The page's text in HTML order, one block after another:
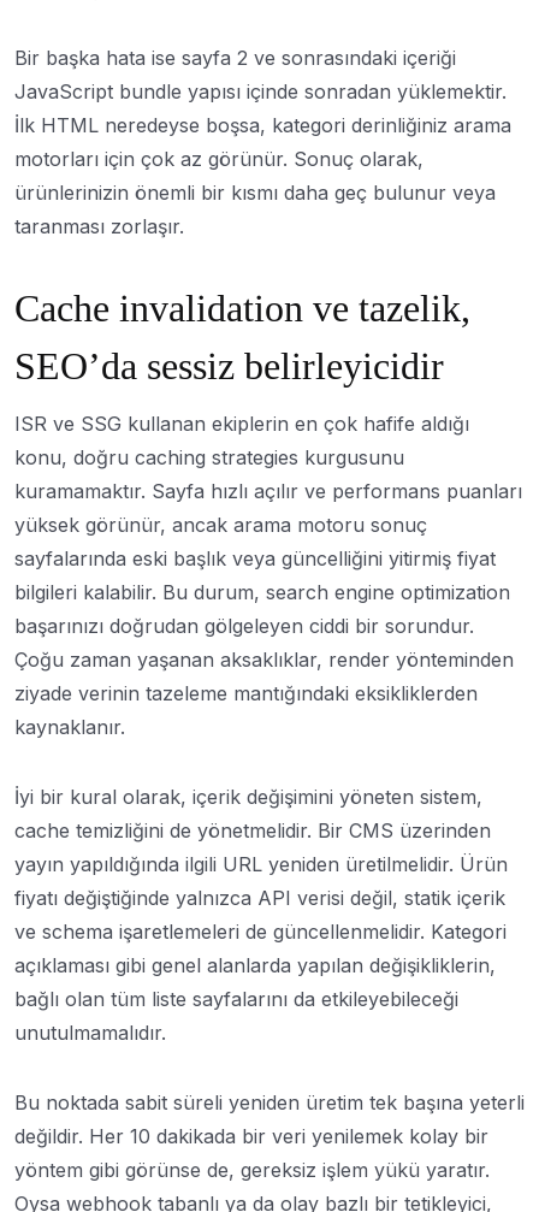
Bir başka hata ise sayfa 2 ve sonrasındaki içeriği
JavaScript bundle yapısı içinde sonradan yüklemektir.
İlk HTML neredeyse boşsa, kategori derinliğiniz arama
motorları için çok az görünür. Sonuç olarak,
ürünlerinizin önemli bir kısmı daha geç bulunur veya
taranması zorlaşır.
Cache invalidation ve tazelik,
SEO’da sessiz belirleyicidir
ISR ve SSG kullanan ekiplerin en çok hafife aldığı
konu, doğru caching strategies kurgusunu
kuramamaktır. Sayfa hızlı açılır ve performans puanları
yüksek görünür, ancak arama motoru sonuç
sayfalarında eski başlık veya güncelliğini yitirmiş fiyat
bilgileri kalabilir. Bu durum, search engine optimization
başarınızı doğrudan gölgeleyen ciddi bir sorundur.
Çoğu zaman yaşanan aksaklıklar, render yönteminden
ziyade verinin tazeleme mantığındaki eksikliklerden
kaynaklanır.
İyi bir kural olarak, içerik değişimini yöneten sistem,
cache temizliğini de yönetmelidir. Bir CMS üzerinden
yayın yapıldığında ilgili URL yeniden üretilmelidir. Ürün
fiyatı değiştiğinde yalnızca API verisi değil, statik içerik
ve schema işaretlemeleri de güncellenmelidir. Kategori
açıklaması gibi genel alanlarda yapılan değişikliklerin,
bağlı olan tüm liste sayfalarını da etkileyebileceği
unutulmamalıdır.
Bu noktada sabit süreli yeniden üretim tek başına yeterli
değildir. Her 10 dakikada bir veri yenilemek kolay bir
yöntem gibi görünse de, gereksiz işlem yükü yaratır.
Oysa webhook tabanlı ya da olay bazlı bir tetikleyici,